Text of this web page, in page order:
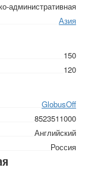
административная
Азия
150
120
GlobusOff
8523511000
Английский
Россия